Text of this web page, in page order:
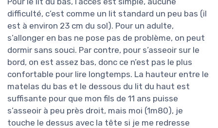
difficulté, c’est comme un lit standard un peu bas (il
est à environ 23 cm du sol). Pour un adulte,
s’allonger en bas ne pose pas de problème, on peut
dormir sans souci. Par contre, pour s’asseoir sur le
bord, on est assez bas, donc ce n’est pas le plus
confortable pour lire longtemps. La hauteur entre le
matelas du bas et le dessous du lit du haut est
suffisante pour que mon fils de 11 ans puisse
s’asseoir à peu près droit, mais moi (1m80), je
touche le dessus avec la tête si je me redresse